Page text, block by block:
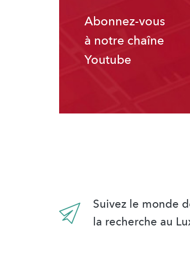
Abonnez-vous
à notre chaîne
Youtube
Suivez le monde
la recherche au